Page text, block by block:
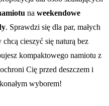
na weekendowe
. Sprawdzi się dla par, małych
cieszyć się naturą bez
kompaktowego namiotu z
Cię przed deszczem i
wyborem!